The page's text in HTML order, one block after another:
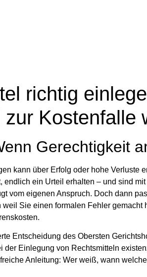
richtig
Kostenfalle
Gerechtigkeit
kann über Erfolg oder hohe Verluste
endlich ein Urteil erhalten – und sind
vom eigenen Anspruch. Doch dann
Sie einen formalen Fehler gemacht
.
Entscheidung des Obersten
der Einlegung von Rechtsmitteln
Anleitung: Wer weiß, wann